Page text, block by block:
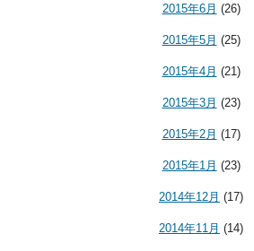
2015年6月 (26)
2015年5月 (25)
2015年4月 (21)
2015年3月 (23)
2015年2月 (17)
2015年1月 (23)
2014年12月 (17)
2014年11月 (14)